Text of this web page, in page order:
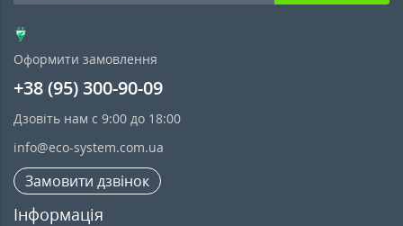
Оформити замовлення
+38 (95) 300-90-09
Дзовіть нам с 9:00 до 18:00
info@eco-system.com.ua
Замовити дзвінок
Інформація